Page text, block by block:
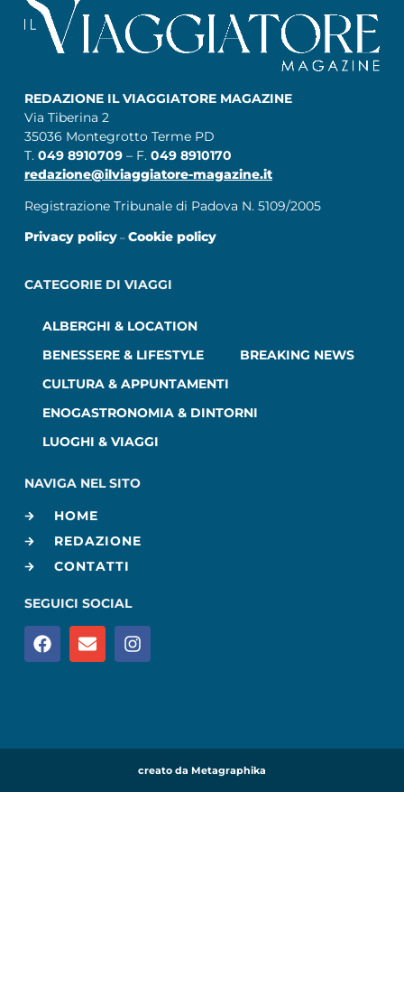
REDAZIONE IL VIAGGIATORE MAGAZINE
Via Tiberina 2
35036 Montegrotto Terme PD
T. 049 8910709 – F. 049 8910170
redazione@ilviaggiatore-magazine.it
Registrazione Tribunale di Padova N. 5109/2005
Privacy policy– Cookie policy
CATEGORIE DI VIAGGI
ALBERGHI & LOCATION
BENESSERE & LIFESTYLE
BREAKING NEWS
CULTURA & APPUNTAMENTI
ENOGASTRONOMIA & DINTORNI
LUOGHI & VIAGGI
NAVIGA NEL SITO
HOME
REDAZIONE
CONTATTI
SEGUICI SOCIAL
creato da Metagraphika